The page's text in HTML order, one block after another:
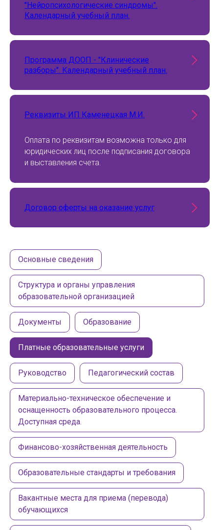
"Нейропсихологические синдромы".
Календарный учебный план.
Программа ДООП - "Клинические
разборы". Календарный учебный план.
Реквизиты ИП Каменецкая М.И.
Оплата по реквизитам возможна только для
юридических лиц после подписания договора
и выставления счета.
Договор оферты на оказание услуг
Основные сведения
Структура и органы управления
образовательной организацией
Документы Образование
Платные образовательные услуги
Руководство Педагогический состав
Материально-техническое обеспечение и
оснащенность образовательного процесса.
Доступная среда.
Финансово-хозяйственная деятельность
Образовательные стандарты и требования
Вакантные места для приема (перевода)
обучающихся